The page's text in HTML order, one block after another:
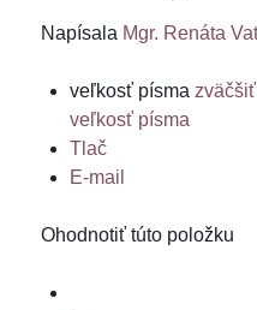
Napísala Mgr. Renáta
veľkosť písma
veľkosť písma
Tlač
E-mail
Ohodnotiť túto položku